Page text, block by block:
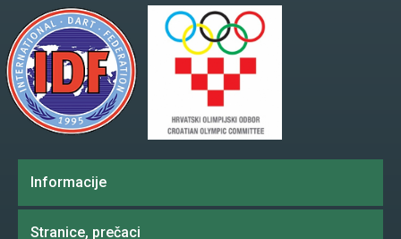
Informacije
Stranice, prečaci